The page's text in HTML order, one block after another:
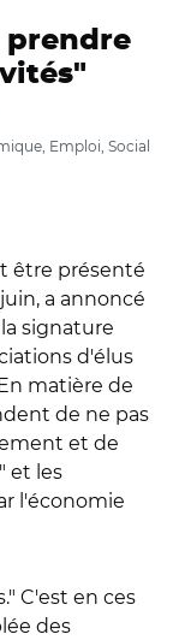
prendre
Emploi, Social
être présenté
a annoncé
signature
d'élus
matière de
de ne pas
et de
et les
l'économie
C'est en ces
des